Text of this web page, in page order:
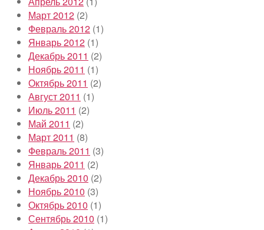
Март 2012 (2)
Февраль 2012 (1)
Январь 2012 (1)
Декабрь 2011 (2)
Ноябрь 2011 (1)
Октябрь 2011 (2)
Август 2011 (1)
Июль 2011 (2)
Май 2011 (2)
Март 2011 (8)
Февраль 2011 (3)
Январь 2011 (2)
Декабрь 2010 (2)
Ноябрь 2010 (3)
Октябрь 2010 (1)
Сентябрь 2010 (1)